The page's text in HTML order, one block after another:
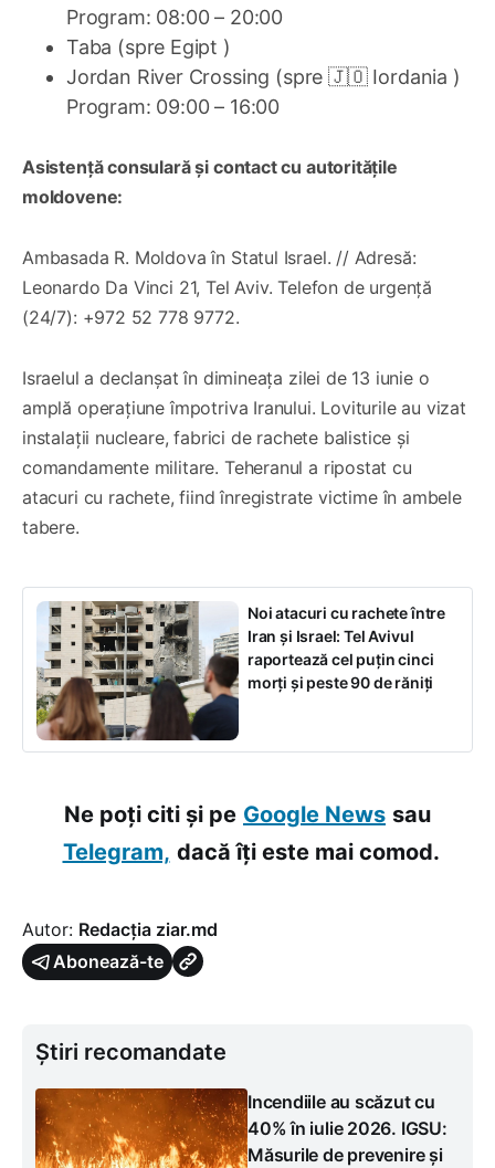
Program: 08:00 – 20:00
Taba (spre Egipt )
Jordan River Crossing (spre 🇯🇴 Iordania )
Program: 09:00 – 16:00
Asistență consulară și contact cu autoritățile
moldovene:
Ambasada R. Moldova în Statul Israel. // Adresă:
Leonardo Da Vinci 21, Tel Aviv. Telefon de urgență
(24/7): +972 52 778 9772.
Israelul a declanșat în dimineața zilei de 13 iunie o
amplă operațiune împotriva Iranului. Loviturile au vizat
instalații nucleare, fabrici de rachete balistice și
comandamente militare. Teheranul a ripostat cu
atacuri cu rachete, fiind înregistrate victime în ambele
tabere.
Noi atacuri cu rachete între
Iran și Israel: Tel Avivul
raportează cel puțin cinci
morți și peste 90 de răniți
Ne poți citi și pe Google News sau
Telegram, dacă îți este mai comod.
Autor: Redacția ziar.md
Abonează-te
Știri recomandate
Incendiile au scăzut cu
40% în iulie 2026. IGSU:
Măsurile de prevenire și